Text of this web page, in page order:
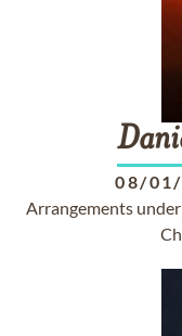
08/
Arrangements